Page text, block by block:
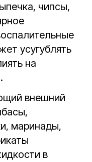
чипсы,
усугублять
на
внешний
маринады,
в